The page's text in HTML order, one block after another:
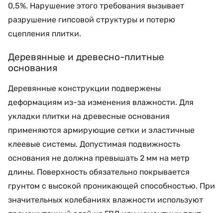
0,5%. Нарушение этого требования вызывает
разрушение гипсовой структуры и потерю
сцепления плитки.
Деревянные и древесно-плитные
основания
Деревянные конструкции подвержены
деформациям из-за изменения влажности. Для
укладки плитки на древесные основания
применяются армирующие сетки и эластичные
клеевые системы. Допустимая подвижность
основания не должна превышать 2 мм на метр
длины. Поверхность обязательно покрывается
грунтом с высокой проникающей способностью. При
значительных колебаниях влажности используют